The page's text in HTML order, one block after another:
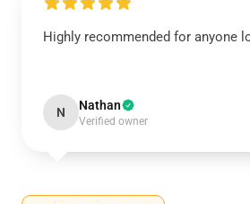
Highly recommended for anyone
N Nathan
Verified owner